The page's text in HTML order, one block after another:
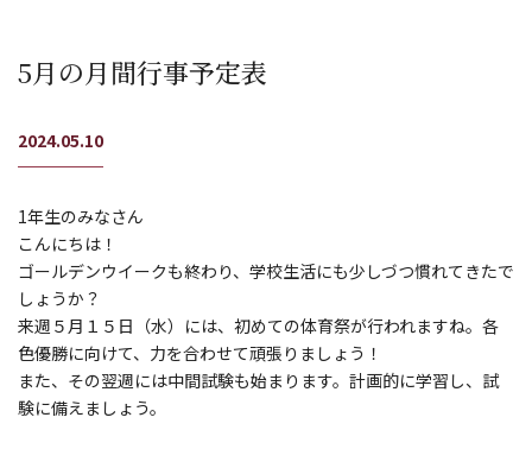
5月の月間行事予定表
2024.05.10
1年生のみなさん
こんにちは！
ゴールデンウイークも終わり、学校生活にも少しづつ慣れてきたで
しょうか？
来週５月１５日（水）には、初めての体育祭が行われますね。各
色優勝に向けて、力を合わせて頑張りましょう！
また、その翌週には中間試験も始まります。計画的に学習し、試
験に備えましょう。